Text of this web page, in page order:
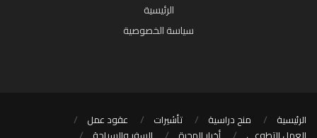
الرئيسية
سياسة الخصوصية
الرئيسية منح دراسية تأشيرات
عقود عمل